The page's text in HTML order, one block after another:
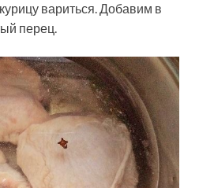
вариться. Добавим в
перец.